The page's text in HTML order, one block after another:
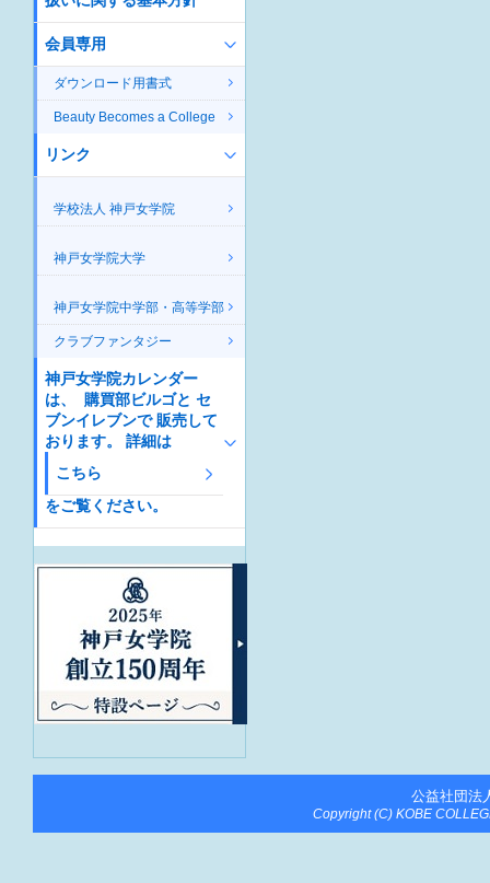
会員専用
ダウンロード用書式
Beauty Becomes a College
リンク
学校法人 神戸女学院
神戸女学院大学
神戸女学院中学部・高等学部
クラブファンタジー
神戸女学院カレンダー
は、 購買部ビルゴと セ
ブンイレブンで 販売して
おります。 詳細は
こちら
をご覧ください。
公益社団法
Copyright (C) KOBE